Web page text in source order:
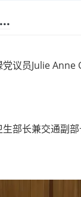
议员Julie
部长兼交通副